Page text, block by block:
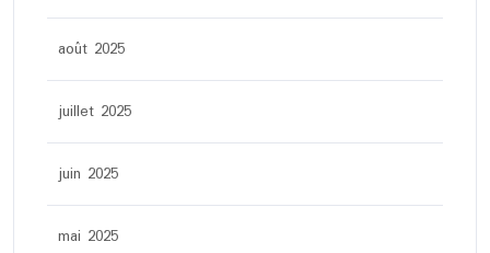
août 2025
juillet 2025
juin 2025
mai 2025